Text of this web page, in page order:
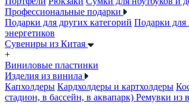
Профессиональные подарки
Подарки для других категорий Подарки для
энергетиков
Сувениры из Китая
+
Виниловые пластинки
Изделия из винила
Капхолдеры Кардхолдеры и картхолдеры
стадион, в бассейн, в аквапарк) Ремувки из